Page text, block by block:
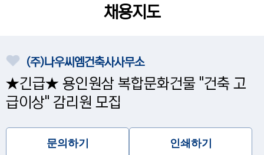
채용지도
(주)나우씨엠건축사사무소
★긴급★ 용인원삼 복합문화건물 "건축 고
급이상" 감리원 모집
문의하기 인쇄하기